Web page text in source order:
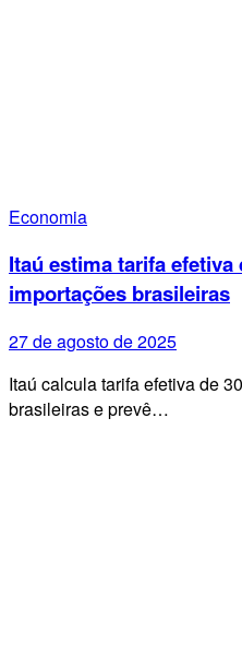
Economia
Itaú estima tarifa efetiva
importações brasileiras
27 de agosto de 2025
Itaú calcula tarifa efetiva de
brasileiras e prevê…